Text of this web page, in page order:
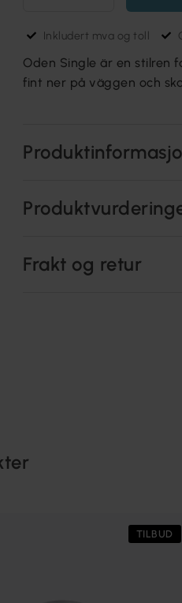
Inkludert mva og toll
Oden Single är en stilren
fint ner på väggen och
Frakt og retur
TILBUD